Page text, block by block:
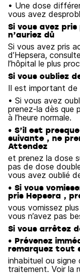
• Une dose
vous avez
Si vous avez
n’auriez dû
Si vous avez pris
d’Hepsera,
l’hôpital le plus
Si vous oubliez
Il est important de
• Si vous avez
prenez-la dès que
à l’heure normale.
• S’il est
suivante , ne
Attendez
et prenez la dose
pas de dose
vous avez oublié
• Si vous
pris Hepsera ,
vous vomissez
vous n’avez pas
Si vous arrêtez
• Prévenez
remarquez tout
inhabituel ou signe
traitement. Voir la